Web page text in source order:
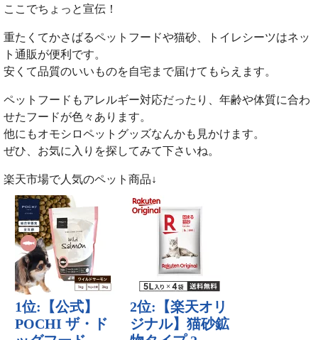
ここでちょっと宣伝！
重たくてかさばるペットフードや猫砂、トイレシーツはネッ
ト通販が便利です。
安くて品質のいいものを自宅まで届けてもらえます。
ペットフードもアレルギー対応だったり、年齢や体質に合わ
せたフードが色々あります。
他にもオモシロペットグッズなんかも見かけます。
ぜひ、お気に入りを探してみて下さいね。
楽天市場で人気のペット商品↓